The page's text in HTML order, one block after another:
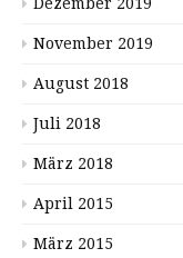
November 2019
August 2018
Juli 2018
März 2018
April 2015
März 2015